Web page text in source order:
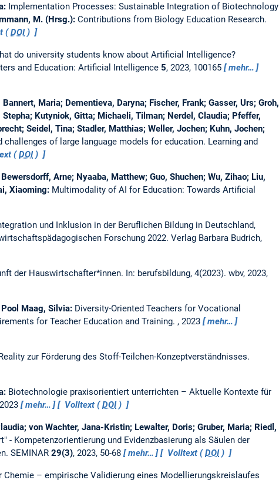
Implementation Processes: Sustainable Integration of Biotechnology
M. (Hrsg.): Contributions from Biology Education Research.
(DOI)
do university students know about Artificial Intelligence?
and Education: Artificial Intelligence 5, 2023, 100165
mehr…
Maria; Dementieva, Daryna; Fischer, Frank; Gasser, Urs; Groh,
Kutyniok, Gitta; Michaeli, Tilman; Nerdel, Claudia; Pfeffer,
Seidel, Tina; Stadler, Matthias; Weller, Jochen; Kuhn, Jochen;
challenges of large language models for education. Learning and
(DOI)
Arne; Nyaaba, Matthew; Guo, Shuchen; Wu, Zihao; Liu,
Xiaoming: Multimodality of AI for Education: Towards Artificial
und Inklusion in der Beruflichen Bildung in Deutschland,
Forschung 2022. Verlag Barbara Budrich,
der Hauswirtschafter*innen. In: berufsbildung, 4(2023). wbv, 2023,
Maag, Silvia: Diversity-Oriented Teachers for Vocational
for Teacher Education and Training. , 2023
mehr…
zur Förderung des Stoff-Teilchen-Konzeptverständnisses.
Biotechnologie praxisorientiert unterrichten – Aktuelle Kontexte für
mehr… Volltext (DOI)
von Wachter, Jana-Kristin; Lewalter, Doris; Gruber, Maria; Riedl,
Kompetenzorientierung und Evidenzbasierung als Säulen der
SEMINAR 29(3), 2023, 50-68 mehr… Volltext (DOI)
– empirische Validierung eines Modellierungskreislaufes